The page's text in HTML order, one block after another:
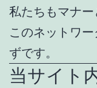
私たちもマナー
このネットワ
ずです。
当サイト